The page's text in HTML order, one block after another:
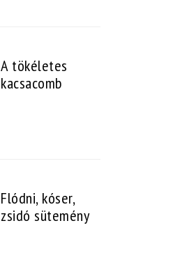
A tökéletes
kacsacomb
Flódni, kóser,
zsidó sütemény